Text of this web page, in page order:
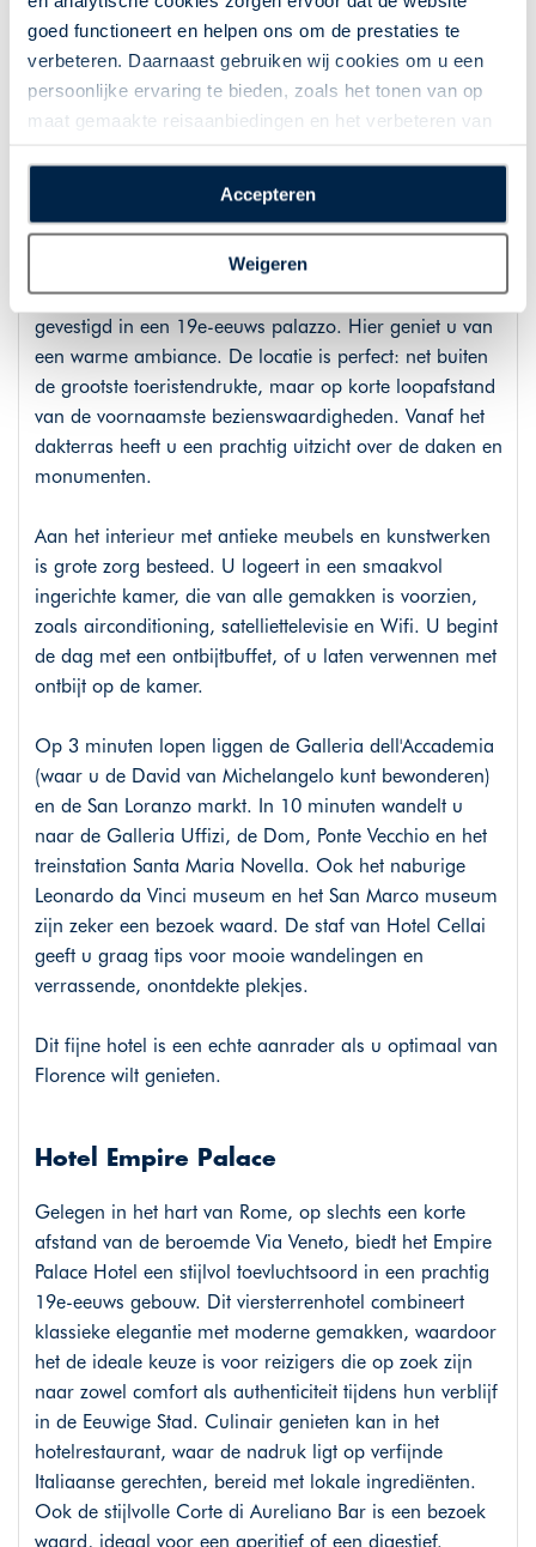
goed functioneert en helpen ons om de prestaties te
verbeteren. Daarnaast gebruiken wij cookies om u een
persoonlijke ervaring te bieden, zoals het tonen van op
maat gemaakte reisaanbiedingen en het verbeteren van
plaatsen van alle hierboven beschreven cookies en
technologieën, waarmee persoonlijke gegevens kunnen
worden verzameld. Indien u kiest voor “Weigeren”
plaatsen wij enkel functionele cookies, en zal er geen
sprake zijn van gepersonaliseerde content.
Accepteren
Weigeren
verschillende behandelingen (badkleding en badmuts
verplicht). De ligging van het hotel is perfect in het
centrum van Turijn met alle bezienswaardigheden op
loopafstand. Er wordt een parkeerplaats voor u
gereserveerd van €25 per dag, die u ter plaatse dient te
voldoen.
Hotel Cellai
In hartje Florence ligt dit verzorgde en sfeervolle hotel,
gevestigd in een 19e-eeuws palazzo. Hier geniet u van
een warme ambiance. De locatie is perfect: net buiten
de grootste toeristendrukte, maar op korte loopafstand
van de voornaamste bezienswaardigheden. Vanaf het
dakterras heeft u een prachtig uitzicht over de daken en
monumenten.
Aan het interieur met antieke meubels en kunstwerken
is grote zorg besteed. U logeert in een smaakvol
ingerichte kamer, die van alle gemakken is voorzien,
zoals airconditioning, satelliettelevisie en Wifi. U begint
de dag met een ontbijtbuffet, of u laten verwennen met
ontbijt op de kamer.
Op 3 minuten lopen liggen de Galleria dell'Accademia
(waar u de David van Michelangelo kunt bewonderen)
en de San Loranzo markt. In 10 minuten wandelt u
naar de Galleria Uffizi, de Dom, Ponte Vecchio en het
treinstation Santa Maria Novella. Ook het naburige
Leonardo da Vinci museum en het San Marco museum
zijn zeker een bezoek waard. De staf van Hotel Cellai
geeft u graag tips voor mooie wandelingen en
verrassende, onontdekte plekjes.
Dit fijne hotel is een echte aanrader als u optimaal van
Florence wilt genieten.
Hotel Empire Palace
Gelegen in het hart van Rome, op slechts een korte
afstand van de beroemde Via Veneto, biedt het Empire
Palace Hotel een stijlvol toevluchtsoord in een prachtig
19e-eeuws gebouw. Dit viersterrenhotel combineert
klassieke elegantie met moderne gemakken, waardoor
het de ideale keuze is voor reizigers die op zoek zijn
naar zowel comfort als authenticiteit tijdens hun verblijf
in de Eeuwige Stad. Culinair genieten kan in het
hotelrestaurant, waar de nadruk ligt op verfijnde
Italiaanse gerechten, bereid met lokale ingrediënten.
Ook de stijlvolle Corte di Aureliano Bar is een bezoek
waard, ideaal voor een aperitief of een digestief.